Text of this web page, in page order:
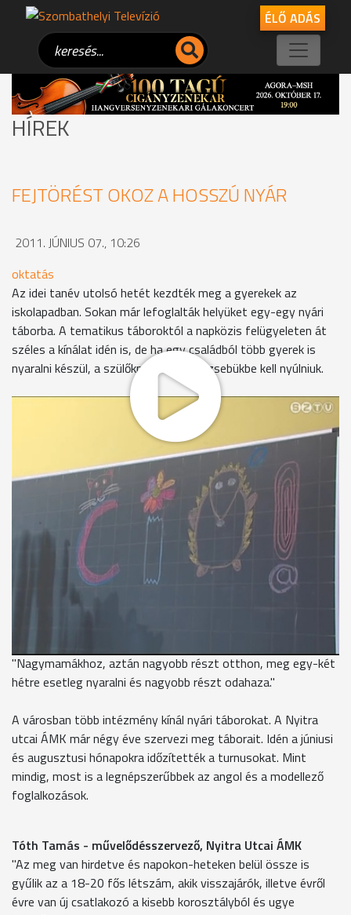
ÉLŐ ADÁS
HÍREK
FEJTÖRÉST OKOZ A HOSSZÚ NYÁR
2011. JÚNIUS 07., 10:26
oktatás
Az idei tanév utolsó hetét kezdték meg a gyerekek az
iskolapadban. Sokan már lefoglalták helyüket egy-egy nyári
táborba. A tematikus táboroktól a napközis felügyeleten át
széles a kínálat idén is, de ha egy családból több gyerek is
nyaralni készül, a szülőknek mélyen a zsebükbe kell nyúlniuk.
A gyerekek már készülnek a szünidőre, felkerültek a táblára a
vakáció utolsó betűi. Ma még az olvasást gyakorolták a
Nyitra Utcai ÁMK másodikosai. Az utolsó jegyek kerülnek a
naplóba, aztán a kikapcsolódás kerül előtérbe.
"-Hol fogod tölteni a nyarat? - Apukámmal megyek
Olaszországban, mamámmal Egyiptomba."
"-A nagybátyámmal lemegyünk focizni, meg elmegyünk ide-
oda."
A diákok várják a hosszú vakációt, a szülők viszont kevésbé. A
családoknak időbeosztást kell készíteni a szünidőre, mikor, hol
és kivel töltse a szabadidejét a gyermek.
"Nagymamákhoz, aztán nagyobb részt otthon, meg egy-két
hétre esetleg nyaralni és nagyobb részt odahaza."
A városban több intézmény kínál nyári táborokat. A Nyitra
utcai ÁMK már négy éve szervezi meg táborait. Idén a júniusi
és augusztusi hónapokra időzítették a turnusokat. Mint
mindig, most is a legnépszerűbbek az angol és a modellező
foglalkozások.
Tóth Tamás - művelődésszervező, Nyitra Utcai ÁMK
"Az meg van hirdetve és napokon-heteken belül össze is
gyűlik az a 18-20 fős létszám, akik visszajárók, illetve évről
évre van új csatlakozó a kisebb korosztályból és ugye